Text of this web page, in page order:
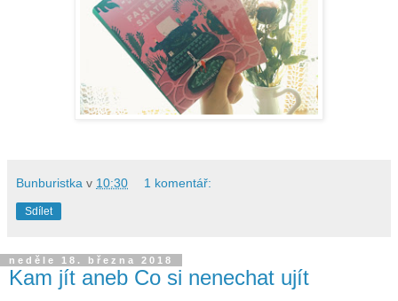
Bunburistka v 10:30 1 komentář:
Sdílet
neděle 18. března 2018
Kam jít aneb Co si nenechat ujít